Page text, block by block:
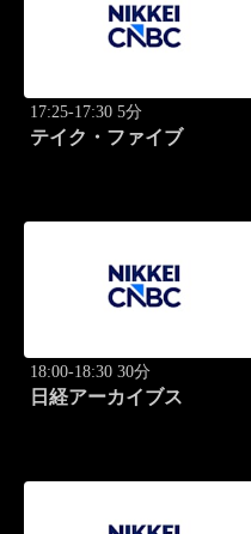
17:25-17:30 5分
テイク・ファイブ
18:00-18:30 30分
日経アーカイブス